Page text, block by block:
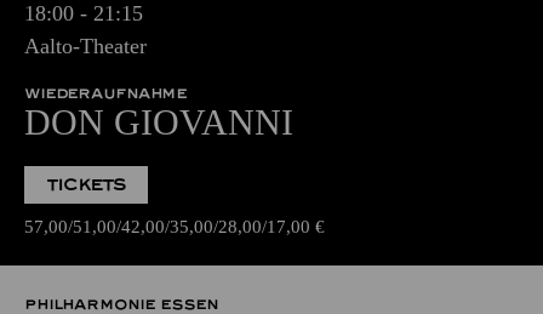
18:00 - 21:15
Aalto-Theater
WIEDERAUFNAHME
DON GIOVANNI
TICKETS
57,00 51,00 42,00 35,00 28,00 17,00 €
PHILHARMONIE ESSEN